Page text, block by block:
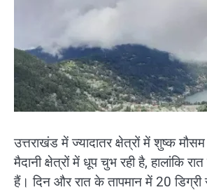
उत्तराखंड में ज्यादातर क्षेत्रों में शुष्क
मैदानी क्षेत्रों में धूप चुभ रही है, हालांकि
हैं। दिन और रात के तापमान में 20